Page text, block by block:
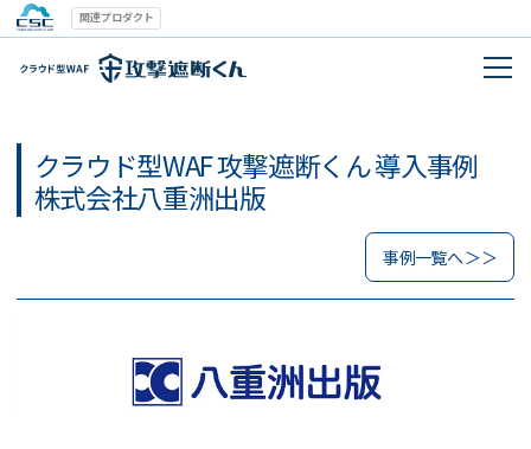
関連プロダクト
クラウド型WAF 攻撃遮断くん 導入事例
株式会社八重洲出版
事例一覧へ ＞＞